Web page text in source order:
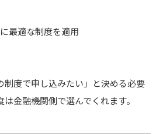
最適な制度を適用
制度で申し込みたい」と決める必要
金融機関側で選んでくれます。